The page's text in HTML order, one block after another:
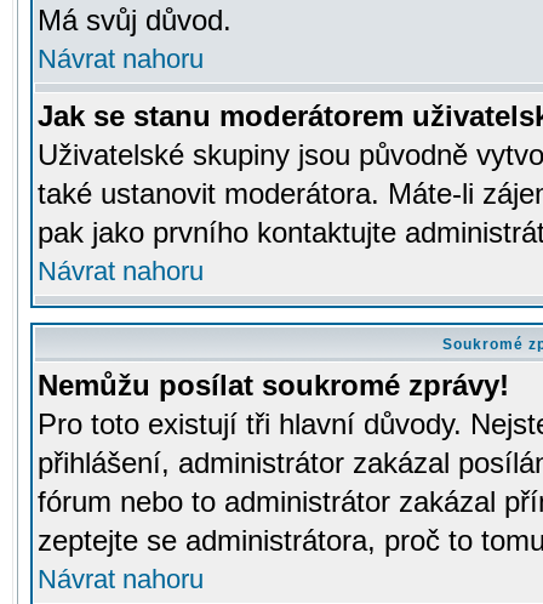
Má svůj důvod.
Návrat nahoru
Jak se stanu moderátorem
Uživatelské skupiny jsou původně
také ustanovit moderátora. Máte-li
pak jako prvního kontaktujte
Návrat nahoru
Soukromé
Nemůžu posílat soukromé zprávy!
Pro toto existují tři hlavní důvody.
přihlášení, administrátor zakázal
fórum nebo to administrátor zakázal
zeptejte se administrátora, proč to
Návrat nahoru